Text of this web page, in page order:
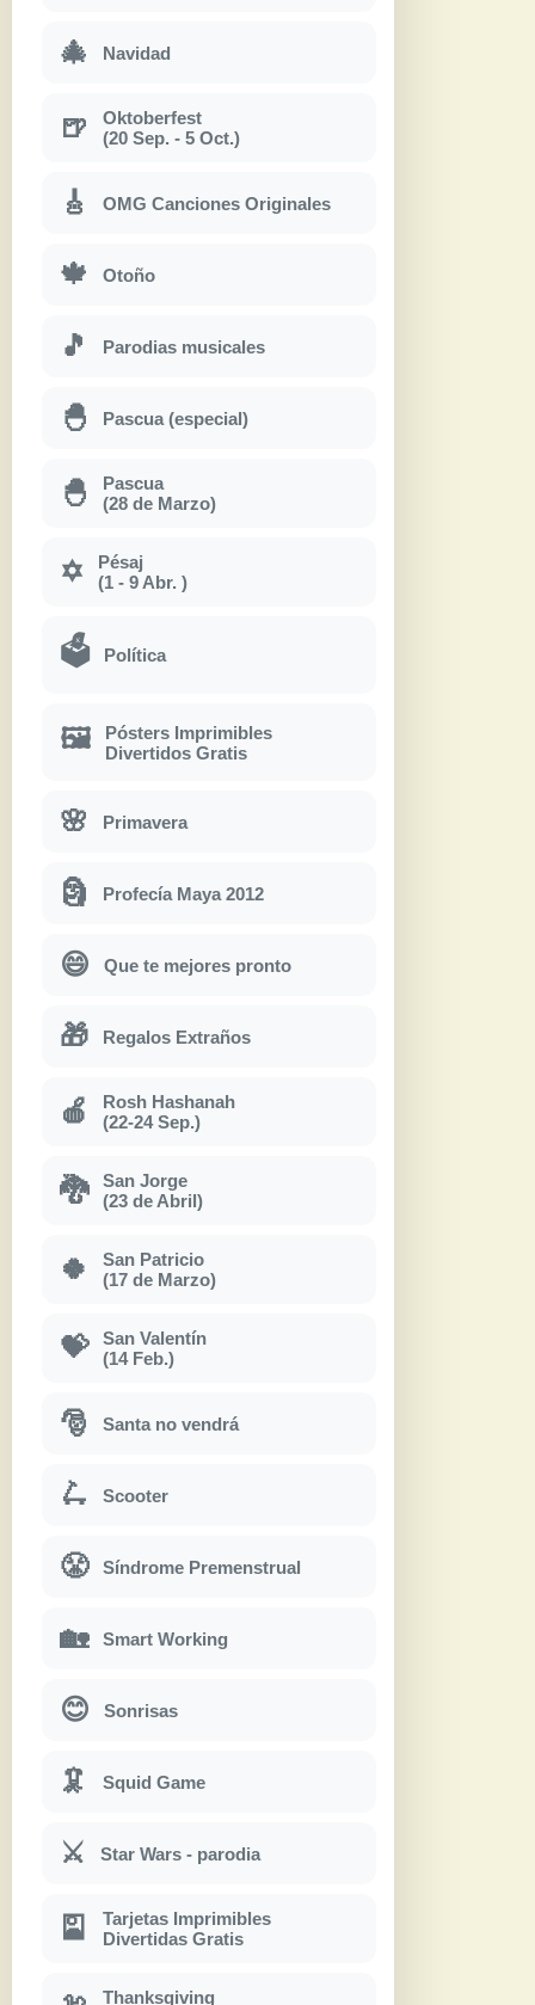
🎄 Navidad
🍺
Oktoberfest
(20 Sep. - 5 Oct.)
🎸 OMG Canciones Originales
🍁 Otoño
🎵 Parodias musicales
🐣 Pascua (especial)
🐣
Pascua
(28 de Marzo)
✡
Pésaj
(1 - 9 Abr. )
🗳 Política
🖼
Pósters Imprimibles
Divertidos Gratis
🌸 Primavera
🗿 Profecía Maya 2012
😄 Que te mejores pronto
🎁 Regalos Extraños
🍎
Rosh Hashanah
(22-24 Sep.)
🐉
San Jorge
(23 de Abril)
🍀
San Patricio
(17 de Marzo)
💝
San Valentín
(14 Feb.)
🎅 Santa no vendrá
🛴 Scooter
😤 Síndrome Premenstrual
🏡 Smart Working
😊 Sonrisas
🦑 Squid Game
⚔ Star Wars - parodia
🎴
Tarjetas Imprimibles
Divertidas Gratis
Thanksgiving